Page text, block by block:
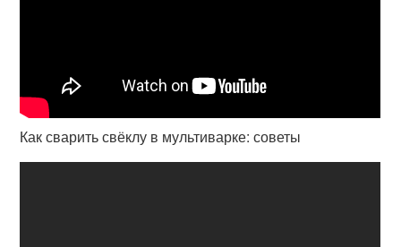
Как сварить свёклу в мультиварке: советы